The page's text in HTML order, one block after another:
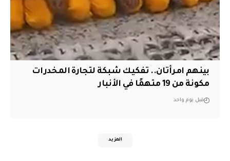
بينهم امرأتان.. تفكيك شبكة لتجارة المخدرات
مكونة من 19 متهمًا في الأنبار
قبل يوم واحد
المزيد